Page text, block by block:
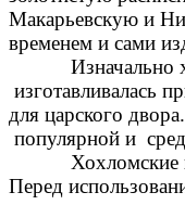
Макарьевскую и
временем и сами
Изначально
изготавливалась
для царского
популярной и
Хохломские
Перед